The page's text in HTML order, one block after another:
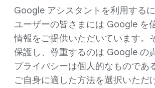
Google アシスタントを​利用するに​
ユーザーの​皆さまには Google を​
情報を​ご提供いただいています。​
保護し、​尊重するのは Google の​
プライバシーは​個人的な​ものであ
ご自身に​適した方​法を​選択いただ